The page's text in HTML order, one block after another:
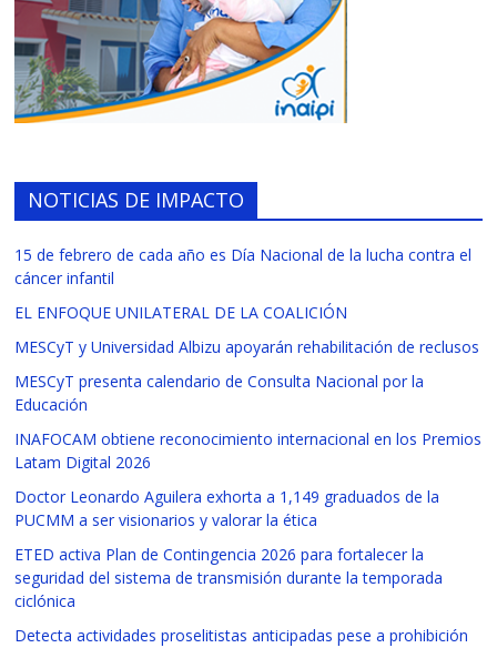
NOTICIAS DE IMPACTO
15 de febrero de cada año es Día Nacional de la lucha contra el
cáncer infantil
EL ENFOQUE UNILATERAL DE LA COALICIÓN
MESCyT y Universidad Albizu apoyarán rehabilitación de reclusos
MESCyT presenta calendario de Consulta Nacional por la
Educación
INAFOCAM obtiene reconocimiento internacional en los Premios
Latam Digital 2026
Doctor Leonardo Aguilera exhorta a 1,149 graduados de la
PUCMM a ser visionarios y valorar la ética
ETED activa Plan de Contingencia 2026 para fortalecer la
seguridad del sistema de transmisión durante la temporada
ciclónica
Detecta actividades proselitistas anticipadas pese a prohibición